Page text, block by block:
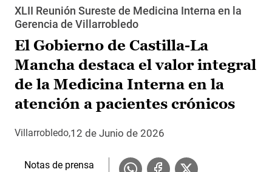
XLII Reunión Sureste de Medicina Interna en la
Gerencia de Villarrobledo
El Gobierno de Castilla-La
Mancha destaca el valor integral
de la Medicina Interna en la
atención a pacientes crónicos
Villarrobledo 12 de Junio de 2026
Notas de prensa